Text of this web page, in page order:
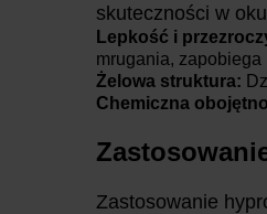
skuteczności w
Lepkość i
mrugania, zapobiega
Żelowa struktura:
Chemiczna
Zastosowanie